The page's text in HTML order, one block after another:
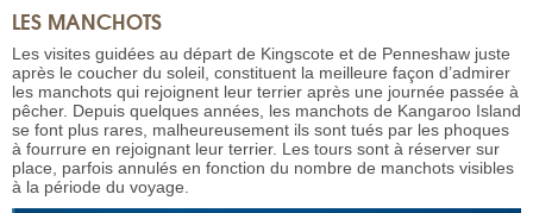
LES MANCHOTS
Les visites guidées au départ de Kingscote et de Penneshaw juste
après le coucher du soleil, constituent la meilleure façon d’admirer
les manchots qui rejoignent leur terrier après une journée passée à
pêcher. Depuis quelques années, les manchots de Kangaroo Island
se font plus rares, malheureusement ils sont tués par les phoques
à fourrure en rejoignant leur terrier. Les tours sont à réserver sur
place, parfois annulés en fonction du nombre de manchots visibles
à la période du voyage.